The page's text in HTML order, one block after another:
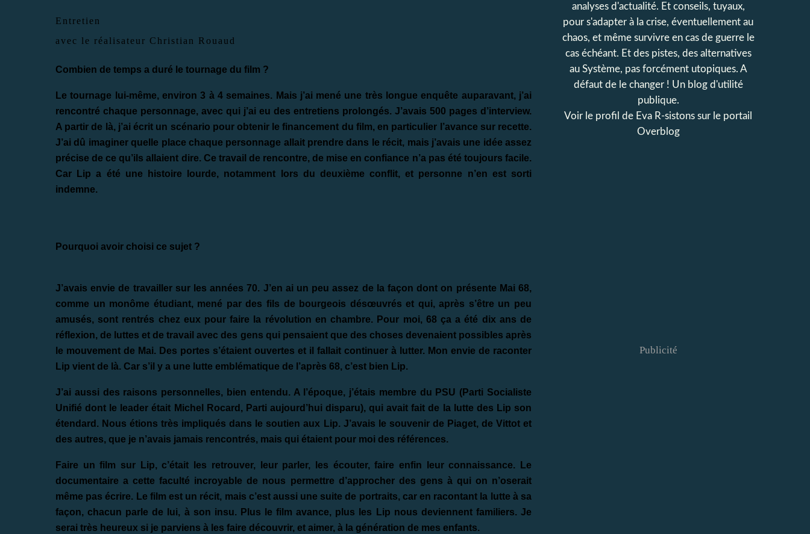
Entretien
avec le réalisateur Christian Rouaud
Combien de temps a duré le tournage du film ?
Le tournage lui-même, environ 3 à 4 semaines. Mais j’ai mené une très longue enquête auparavant, j’ai
rencontré chaque personnage, avec qui j’ai eu des entretiens prolongés. J’avais 500 pages d’interview.
A partir de là, j’ai écrit un scénario pour obtenir le financement du film, en particulier l’avance sur recette.
J’ai dû imaginer quelle place chaque personnage allait prendre dans le récit, mais j’avais une idée assez
précise de ce qu’ils allaient dire. Ce travail de rencontre, de mise en confiance n’a pas été toujours facile.
Car Lip a été une histoire lourde, notamment lors du deuxième conflit, et personne n’en est sorti
indemne.
Pourquoi avoir choisi ce sujet ?
J’avais envie de travailler sur les années 70. J’en ai un peu assez de la façon dont on présente Mai 68,
comme un monôme étudiant, mené par des fils de bourgeois désœuvrés et qui, après s’être un peu
amusés, sont rentrés chez eux pour faire la révolution en chambre. Pour moi, 68 ça a été dix ans de
réflexion, de luttes et de travail avec des gens qui pensaient que des choses devenaient possibles après
le mouvement de Mai. Des portes s’étaient ouvertes et il fallait continuer à lutter. Mon envie de raconter
Lip vient de là. Car s’il y a une lutte emblématique de l’après 68, c’est bien Lip.
J’ai aussi des raisons personnelles, bien entendu. A l’époque, j’étais membre du PSU (Parti Socialiste
Unifié dont le leader était Michel Rocard, Parti aujourd’hui disparu), qui avait fait de la lutte des Lip son
étendard. Nous étions très impliqués dans le soutien aux Lip. J’avais le souvenir de Piaget, de Vittot et
des autres, que je n’avais jamais rencontrés, mais qui étaient pour moi des références.
Faire un film sur Lip, c’était les retrouver, leur parler, les écouter, faire enfin leur connaissance. Le
documentaire a cette faculté incroyable de nous permettre d’approcher des gens à qui on n’oserait
même pas écrire. Le film est un récit, mais c’est aussi une suite de portraits, car en racontant la lutte à sa
façon, chacun parle de lui, à son insu. Plus le film avance, plus les Lip nous deviennent familiers. Je
serai très heureux si je parviens à les faire découvrir, et aimer, à la génération de mes enfants.
analyses d'actualité. Et conseils, tuyaux,
pour s'adapter à la crise, éventuellement au
chaos, et même survivre en cas de guerre le
cas échéant. Et des pistes, des alternatives
au Système, pas forcément utopiques. A
défaut de le changer ! Un blog d'utilité
publique.
Voir le profil de Eva R-sistons sur le portail
Overblog
Publicité